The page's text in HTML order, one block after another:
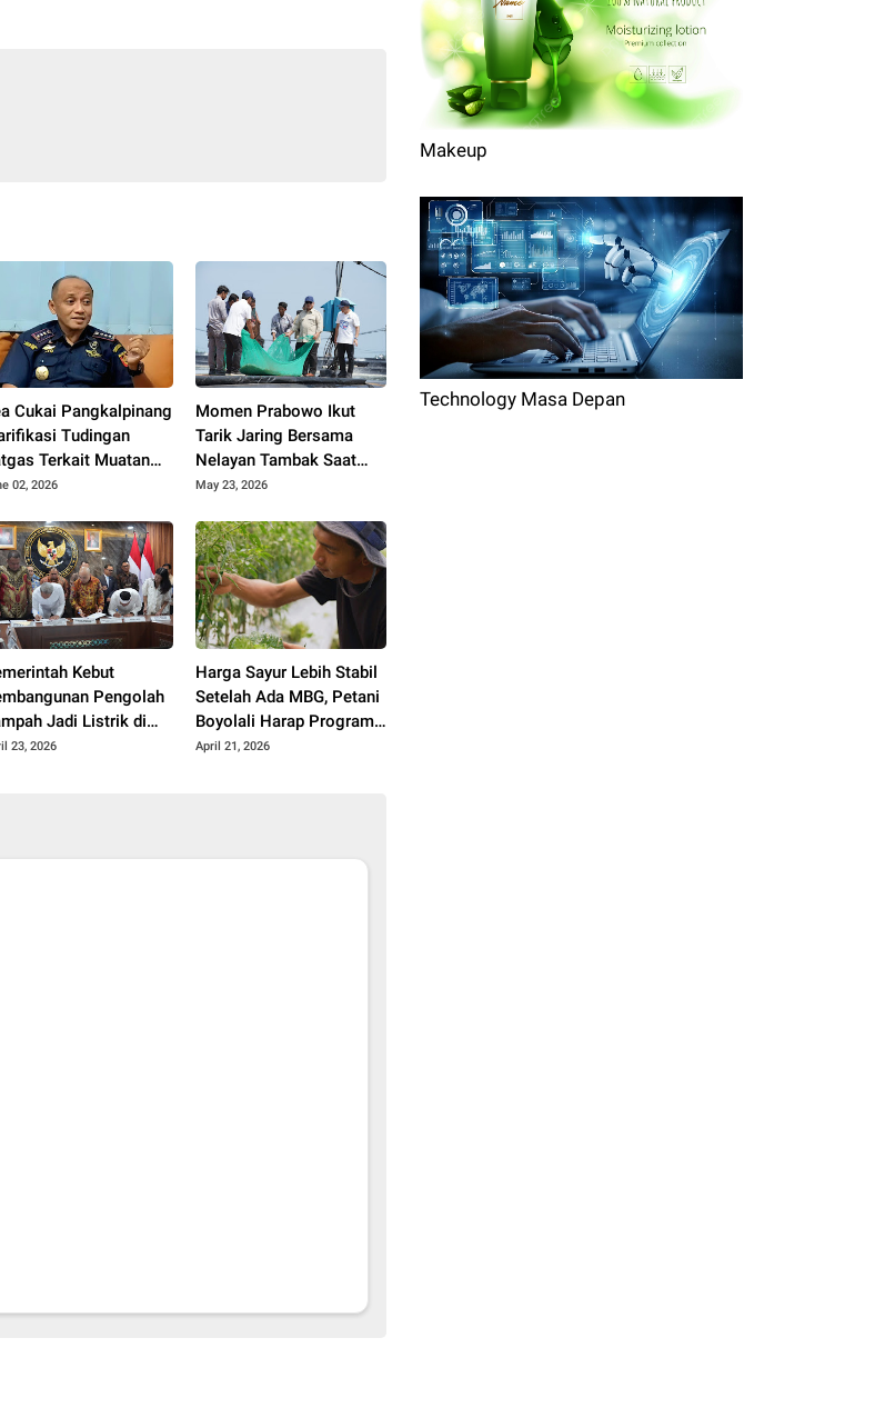
Cukai Pangkalpinang
Tudingan
Terkait Muatan
Kontainer PT PMM:
02, 2026
Momen Prabowo Ikut
Tarik Jaring Bersama
Nelayan Tambak Saat
Panen Raya Udang di
May 23, 2026
Kebut
Pengolah
Jadi Listrik di
Bogor, hingga
23, 2026
Harga Sayur Lebih Stabil
Setelah Ada MBG, Petani
Boyolali Harap Program
Terus Berlanjut
April 21, 2026
Makeup
Technology Masa Depan